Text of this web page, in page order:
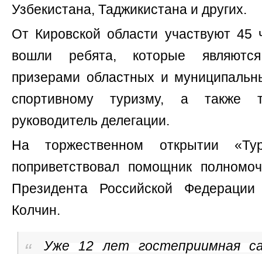
Узбекистана, Таджикистана и других.
От Кировской области участвуют 45
вошли ребята, которые
призерами областных и
спортивному туризму, а также
руководитель делегации.
На торжественном открытии
поприветствовал помощник
Президента Российской
Колчин.
Уже 12 лет гостеприимная